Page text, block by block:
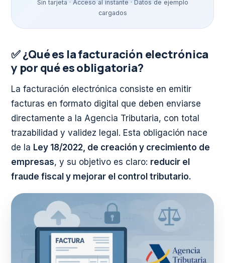
Sin tarjeta · Acceso al instante · Datos de ejemplo
cargados
✅ ¿Qué es la facturación electrónica
y por qué es obligatoria?
La facturación electrónica consiste en emitir
facturas en formato digital que deben enviarse
directamente a la Agencia Tributaria, con total
trazabilidad y validez legal. Esta obligación nace
de la Ley 18/2022, de creación y crecimiento de
empresas, y su objetivo es claro: reducir el
fraude fiscal y mejorar el control tributario.